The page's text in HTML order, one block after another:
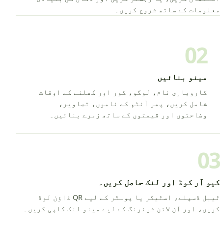
معلومات کے ساتھ شروع کریں۔
02
مینو بنائیں
کاروباری نام، لوگو، کور اور کھلنے کے اوقات
شامل کریں، پھر آئٹم کے ناموں، تصاویر،
وضاحتوں اور قیمتوں کے ساتھ زمرے بنائیں۔
03
کیو آر کوڈ اور لنک حاصل کریں۔
ٹیبل ڈسپلے، اسٹیکر یا پوسٹر کے لیے QR ڈاؤن لوڈ
کریں، اور آن لائن شیئرنگ کے لیے مینو لنک کاپی کریں۔